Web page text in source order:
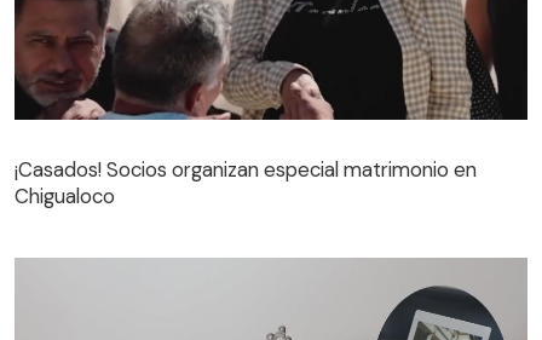
Chigualoco
¡Casados! Socios organizan especial matrimonio en
Chigualoco